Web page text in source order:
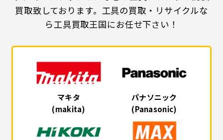
買取致しております。工具の買取・リサイクルな
ら工具買取王国にお任せ下さい！
マキタ
(makita)
パナソニック
(Panasonic)